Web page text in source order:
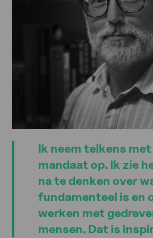
Ik neem telkens
mandaat op. Ik zie
na te denken over
fundamenteel is en
werken met
mensen. Dat is